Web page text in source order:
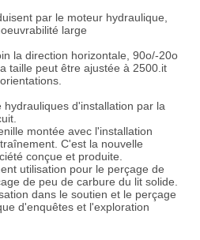
par le moteur hydraulique,
large
la direction horizontale, 90o/-20o
taille peut être ajustée à 2500.it
d'installation par la
montée avec l'installation
C'est la nouvelle
conçue et produite.
utilisation pour le perçage de
de peu de carbure du lit solide.
dans le soutien et le perçage
d'enquêtes et l'exploration